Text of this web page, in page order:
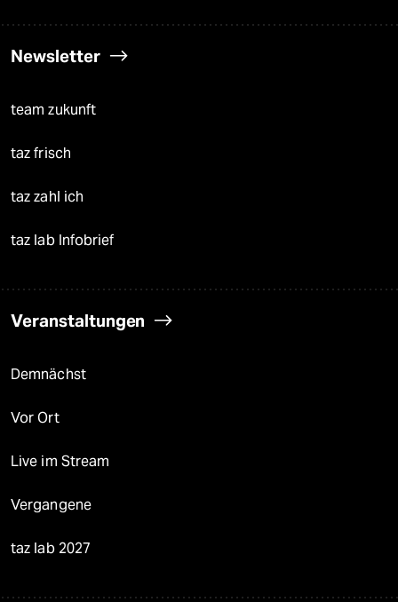
Newsletter
team zukunft
taz frisch
taz zahl ich
taz lab Infobrief
Veranstaltungen
Demnächst
Vor Ort
Live im Stream
Vergangene
taz lab 2027